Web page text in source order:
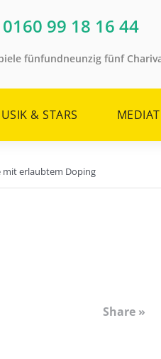
0160 99 18 16 44
fünfundneunzig fünf
& STARS
mit erlaubtem Doping
Share »